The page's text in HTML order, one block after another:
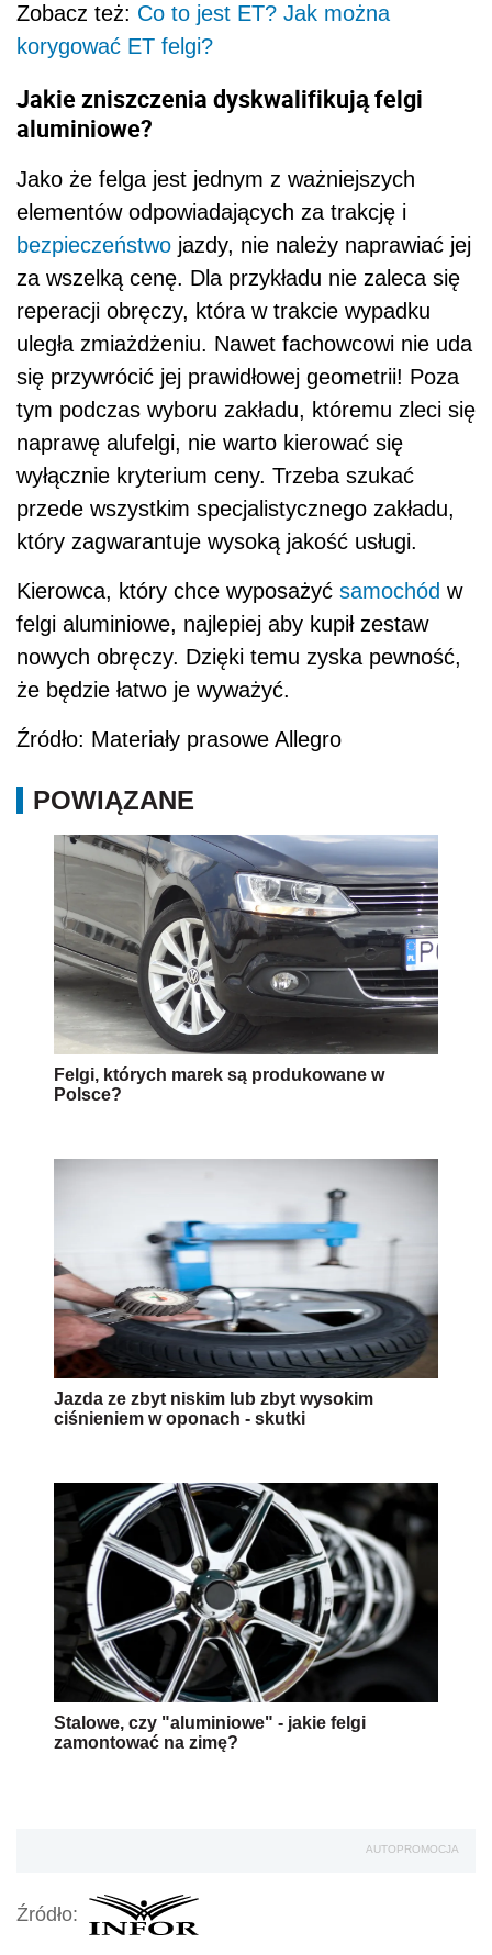
Zobacz też: Co to jest ET? Jak można
korygować ET felgi?
Jakie zniszczenia dyskwalifikują felgi
aluminiowe?
Jako że felga jest jednym z ważniejszych
elementów odpowiadających za trakcję i
bezpieczeństwo jazdy, nie należy naprawiać jej
za wszelką cenę. Dla przykładu nie zaleca się
reperacji obręczy, która w trakcie wypadku
uległa zmiażdżeniu. Nawet fachowcowi nie uda
się przywrócić jej prawidłowej geometrii! Poza
tym podczas wyboru zakładu, któremu zleci się
naprawę alufelgi, nie warto kierować się
wyłącznie kryterium ceny. Trzeba szukać
przede wszystkim specjalistycznego zakładu,
który zagwarantuje wysoką jakość usługi.
Kierowca, który chce wyposażyć samochód w
felgi aluminiowe, najlepiej aby kupił zestaw
nowych obręczy. Dzięki temu zyska pewność,
że będzie łatwo je wyważyć.
Źródło: Materiały prasowe Allegro
POWIĄZANE
Felgi, których marek są produkowane w
Polsce?
Jazda ze zbyt niskim lub zbyt wysokim
ciśnieniem w oponach - skutki
Stalowe, czy "aluminiowe" - jakie felgi
zamontować na zimę?
AUTOPROMOCJA
Źródło: